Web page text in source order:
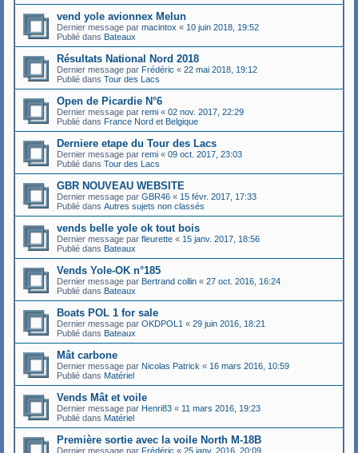
vend yole avionnex Melun
Dernier message par macintox « 10 juin 2018, 19:52
Publié dans Bateaux
Résultats National Nord 2018
Dernier message par Frédéric « 22 mai 2018, 19:12
Publié dans Tour des Lacs
Open de Picardie N°6
Dernier message par remi « 02 nov. 2017, 22:29
Publié dans France Nord et Belgique
Derniere etape du Tour des Lacs
Dernier message par remi « 09 oct. 2017, 23:03
Publié dans Tour des Lacs
GBR NOUVEAU WEBSITE
Dernier message par GBR46 « 15 févr. 2017, 17:33
Publié dans Autres sujets non classés
vends belle yole ok tout bois
Dernier message par fleurette « 15 janv. 2017, 18:56
Publié dans Bateaux
Vends Yole-OK n°185
Dernier message par Bertrand collin « 27 oct. 2016, 16:24
Publié dans Bateaux
Boats POL 1 for sale
Dernier message par OKDPOL1 « 29 juin 2016, 18:21
Publié dans Bateaux
Mât carbone
Dernier message par Nicolas Patrick « 16 mars 2016, 10:59
Publié dans Matériel
Vends Mât et voile
Dernier message par Henri83 « 11 mars 2016, 19:23
Publié dans Matériel
Première sortie avec la voile North M-18B
Dernier message par Frédéric « 25 janv. 2016, 20:09